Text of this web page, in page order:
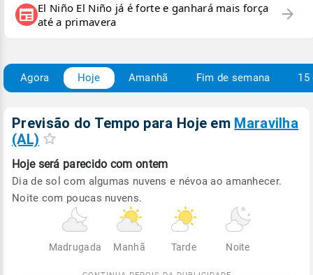
newspaper El Niño El Niño já é forte e ganhará mais força
até a primavera
arrow_forward
Agora Hoje Amanhã Fim de semana 15
Previsão do Tempo para Hoje em Maravilha
(AL)
Hoje será parecido com ontem
Dia de sol com algumas nuvens e névoa ao amanhecer.
Noite com poucas nuvens.
Madrugada Manhã Tarde Noite